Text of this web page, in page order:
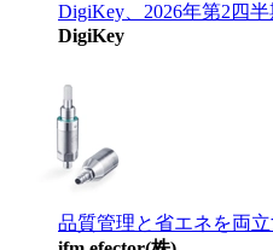
DigiKey、2026年第2四
DigiKey
品質管理と省エネを両